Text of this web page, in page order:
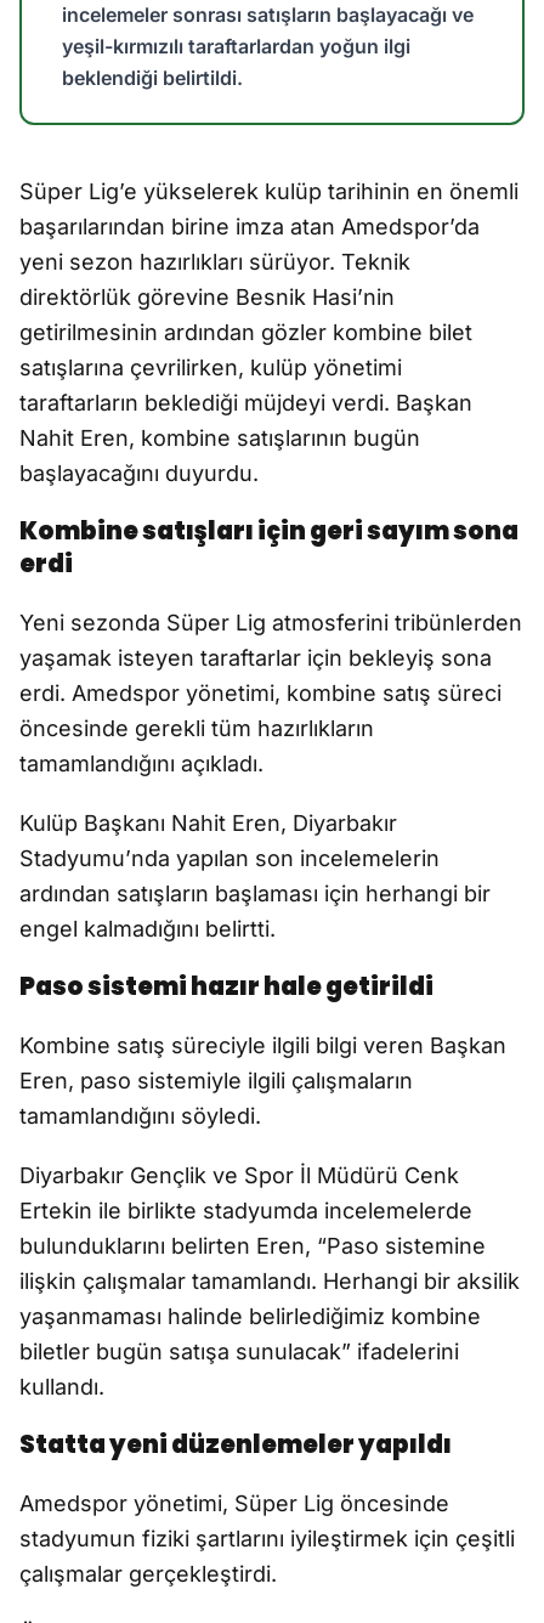
incelemeler sonrası satışların başlayacağı ve
yeşil-kırmızılı taraftarlardan yoğun ilgi
beklendiği belirtildi.
Süper Lig’e yükselerek kulüp tarihinin en önemli
başarılarından birine imza atan Amedspor’da
yeni sezon hazırlıkları sürüyor. Teknik
direktörlük görevine Besnik Hasi’nin
getirilmesinin ardından gözler kombine bilet
satışlarına çevrilirken, kulüp yönetimi
taraftarların beklediği müjdeyi verdi. Başkan
Nahit Eren, kombine satışlarının bugün
başlayacağını duyurdu.
Kombine satışları için geri sayım sona
erdi
Yeni sezonda Süper Lig atmosferini tribünlerden
yaşamak isteyen taraftarlar için bekleyiş sona
erdi. Amedspor yönetimi, kombine satış süreci
öncesinde gerekli tüm hazırlıkların
tamamlandığını açıkladı.
Kulüp Başkanı Nahit Eren, Diyarbakır
Stadyumu’nda yapılan son incelemelerin
ardından satışların başlaması için herhangi bir
engel kalmadığını belirtti.
Paso sistemi hazır hale getirildi
Kombine satış süreciyle ilgili bilgi veren Başkan
Eren, paso sistemiyle ilgili çalışmaların
tamamlandığını söyledi.
Diyarbakır Gençlik ve Spor İl Müdürü Cenk
Ertekin ile birlikte stadyumda incelemelerde
bulunduklarını belirten Eren, “Paso sistemine
ilişkin çalışmalar tamamlandı. Herhangi bir aksilik
yaşanmaması halinde belirlediğimiz kombine
biletler bugün satışa sunulacak” ifadelerini
kullandı.
Statta yeni düzenlemeler yapıldı
Amedspor yönetimi, Süper Lig öncesinde
stadyumun fiziki şartlarını iyileştirmek için çeşitli
çalışmalar gerçekleştirdi.